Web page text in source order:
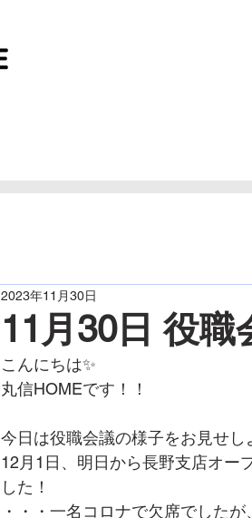
11月30日 役職
2023年11月30日
こんにちは✨
丸信HOMEです！！
今日は役職会議の様子をお見せし
12月1日、明日から長野支店オー
した！
・・・一名コロナで欠席でした